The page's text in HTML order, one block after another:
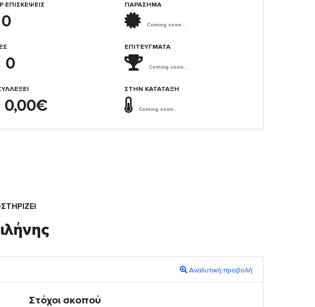
ΕΠΙΣΚΈΨΕΙΣ
0
0
0,00€
ΠΑΡΑΣΗΜΑ
Coming soon...
ΕΠΙΤΕΎΓΜΑΤΑ
Coming soon...
ΣΤΗΝ ΚΑΤΆΤΑΞΗ
Coming soon...
Αναλυτική προβολή
Στόχοι σκοπού